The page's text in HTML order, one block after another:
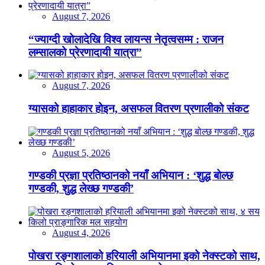
August 7, 2026
“ज्याग्दी खोलादेखि विश्व लायन्स नेतृत्वसम्म : राजन
लम्सालको प्रेरणादायी यात्रा”
August 7, 2026
ग्यासको हाहाकार होइन, असफल वितरण प्रणालीको संकट
August 5, 2026
गण्डकी प्रज्ञा प्रतिष्ठानको नयाँ अभियान : ‘शुद्ध बोल्छ
गण्डकी, शुद्ध लेख्छ गण्डकी’
August 4, 2026
पोखरा रङ्गशालाको हरियाली अभियानमा इको नेक्स्टको साथ,